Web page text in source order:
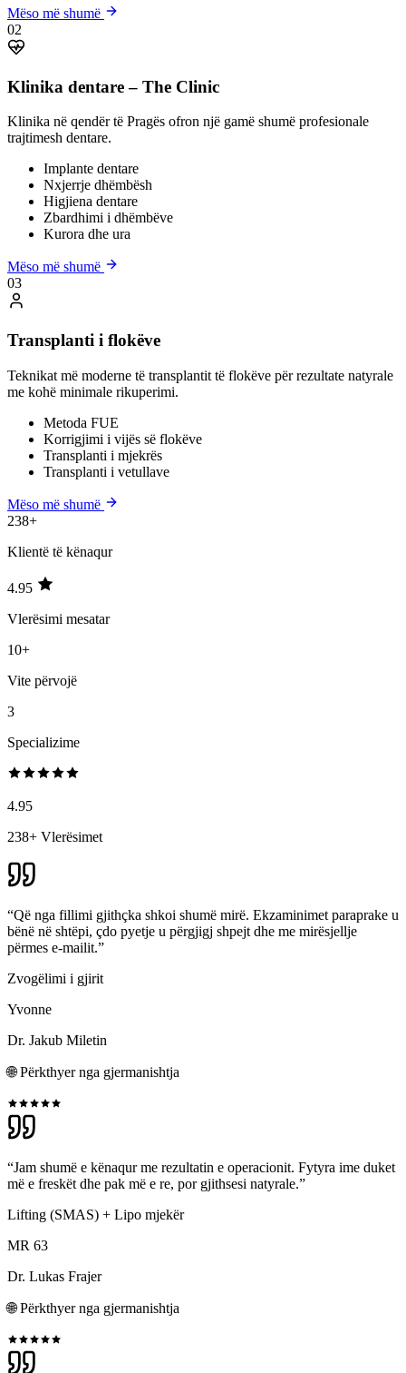
Mëso më shumë
02
Klinika dentare – The Clinic
Klinika në qendër të Pragës ofron një gamë shumë profesionale
trajtimesh dentare.
Implante dentare
Nxjerrje dhëmbësh
Higjiena dentare
Zbardhimi i dhëmbëve
Kurora dhe ura
Mëso më shumë
03
Transplanti i flokëve
Teknikat më moderne të transplantit të flokëve për rezultate natyrale
me kohë minimale rikuperimi.
Metoda FUE
Korrigjimi i vijës së flokëve
Transplanti i mjekrës
Transplanti i vetullave
Mëso më shumë
238+
Klientë të kënaqur
4.95
Vlerësimi mesatar
10+
Vite përvojë
3
Specializime
4.95
238+ Vlerësimet
“Që nga fillimi gjithçka shkoi shumë mirë. Ekzaminimet paraprake u
bënë në shtëpi, çdo pyetje u përgjigj shpejt dhe me mirësjellje
përmes e-mailit.”
Zvogëlimi i gjirit
Yvonne
Dr. Jakub Miletin
🌐Përkthyer nga gjermanishtja
“Jam shumë e kënaqur me rezultatin e operacionit. Fytyra ime duket
më e freskët dhe pak më e re, por gjithsesi natyrale.”
Lifting (SMAS) + Lipo mjekër
MR 63
Dr. Lukas Frajer
🌐Përkthyer nga gjermanishtja